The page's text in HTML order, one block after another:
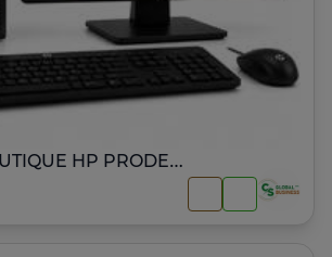
PACK BUREAUTIQUE HP PRODESK 600 G1 – Core i5